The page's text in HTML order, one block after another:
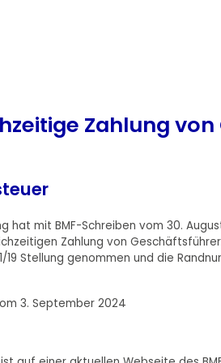
Zahlung
hat mit BMF-Schreiben vom 30.
Zahlung von
19 Stellung genommen und die
3. September 2024